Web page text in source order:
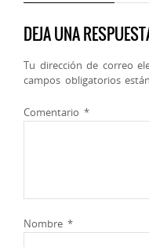
DEJA UNA
Tu dirección de correo
campos obligatorios
Comentario *
Nombre *